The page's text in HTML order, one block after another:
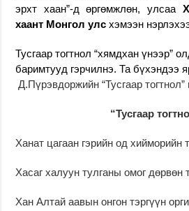
эрхт хаан”-д өргөмжлөн, улсаа
хаант Монгол улс хэмээн
Тусгаар тогтнол “хямдхан үнээр”
баримтууд гэрчилнэ. Та бүхэндээ
Д.Пүрэвдоржийн “Тусгаар тогтнол”
“Тусгаар
Ханат цагаан гэрийн од хийморийн
Хасаг халуун тулганы омог дөрвөн
Хан Алтай аавын онгон тэргүүн